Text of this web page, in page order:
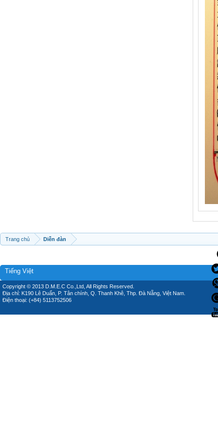
Trang chủ Diễn đàn
Tiếng Việt
Copyright © 2013 D.M.E.C Co.,Ltd, All Rights Reserved.
Địa chỉ: K190 Lê Duẩn, P. Tân chính, Q. Thanh Khê, Thp. Đà Nẵng, Việt Nam.
Điện thoại: (+84) 5113752506